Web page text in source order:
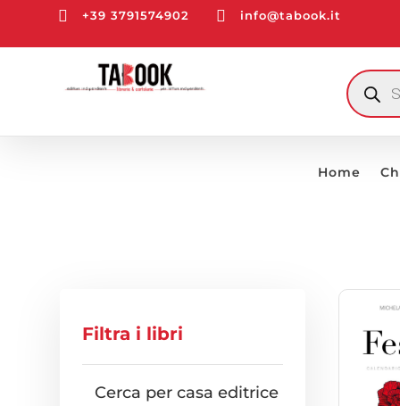
 +39 3791574902  info@tabook.it
RICERCA
Home
Filtra i libri
Cerca per casa editrice